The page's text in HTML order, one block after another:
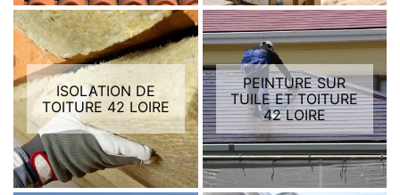
ISOLATION DE
TOITURE 42 LOIRE
PEINTURE SUR
TUILE ET TOITURE
42 LOIRE